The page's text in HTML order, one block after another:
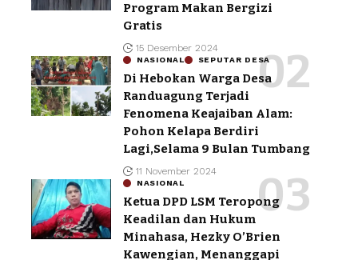
Program Makan Bergizi
Gratis
15 Desember 2024
NASIONAL SEPUTAR DESA
Di Hebokan Warga Desa
Randuagung Terjadi
Fenomena Keajaiban Alam:
Pohon Kelapa Berdiri
Lagi,Selama 9 Bulan Tumbang
11 November 2024
NASIONAL
Ketua DPD LSM Teropong
Keadilan dan Hukum
Minahasa, Hezky O’Brien
Kawengian, Menanggapi